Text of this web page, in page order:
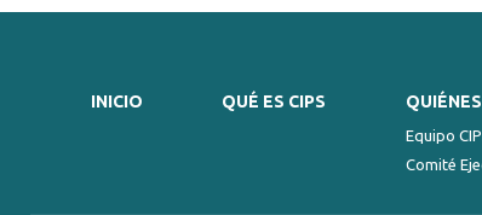
INICIO QUÉ ES CIPS
Equipo
Comité